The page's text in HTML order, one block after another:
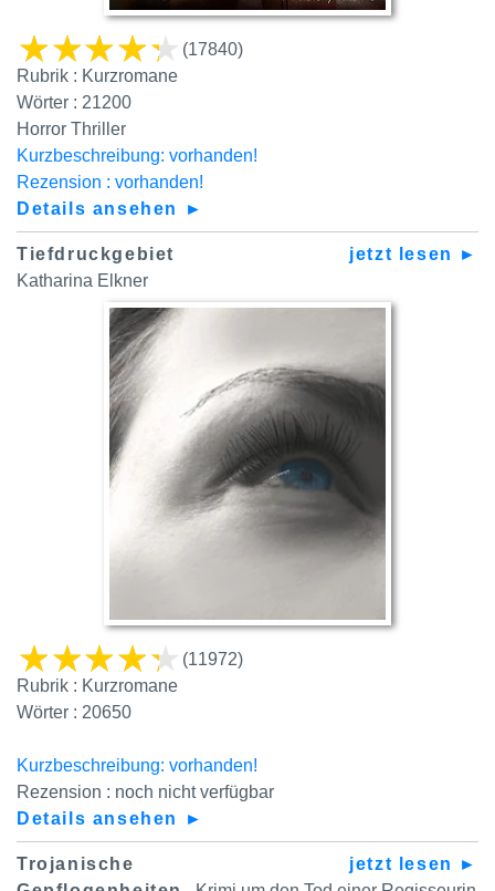
(17840)
Rubrik : Kurzromane
Wörter : 21200
Horror Thriller
Kurzbeschreibung: vorhanden!
Rezension : vorhanden!
Details ansehen ►
jetzt lesen ►
Tiefdruckgebiet
Katharina Elkner
(11972)
Rubrik : Kurzromane
Wörter : 20650
Kurzbeschreibung: vorhanden!
Rezension : noch nicht verfügbar
Details ansehen ►
jetzt lesen ►
Trojanische